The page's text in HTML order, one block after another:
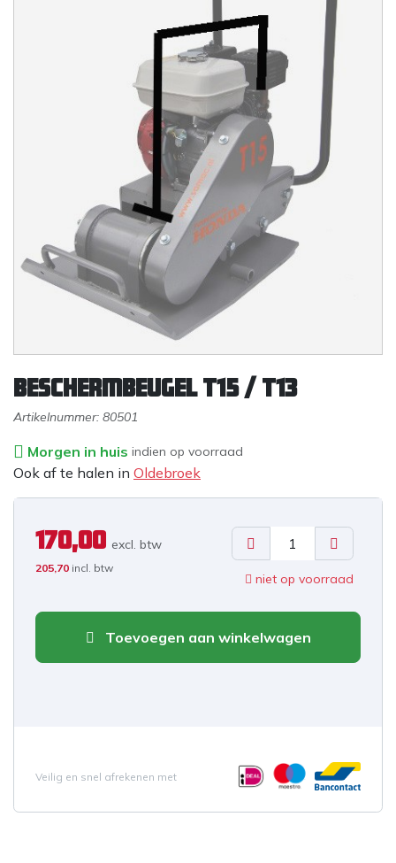
Beschermbeugel T15 / T13
Artikelnummer: 80501
Morgen in huis indien op voorraad
Ook af te halen in Oldebroek
170,00 excl. btw
205,70 incl. btw
niet op voorraad
Toevoegen aan winkelwagen
Veilig en snel afrekenen met